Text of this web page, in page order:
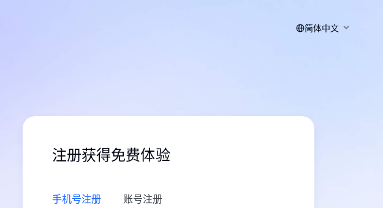
简体中文
注册获得免费体验
手机号注册 账号注册